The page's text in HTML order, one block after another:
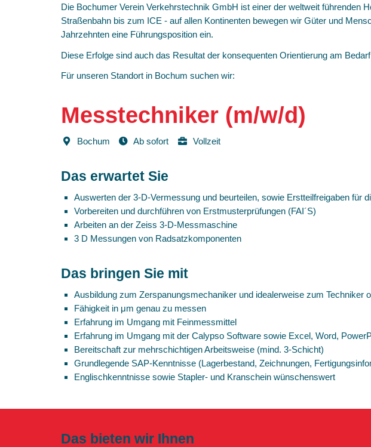
Messtechniker (m/w/d)
Bochum Ab sofort Vollzeit
Die Bochumer Verein Verkehrstechnik GmbH ist einer der weltweit führenden
Straßenbahn bis zum ICE - auf allen Kontinenten bewegen wir Güter und
Jahrzehnten eine Führungsposition ein.
Diese Erfolge sind auch das Resultat der konsequenten Orientierung am
Für unseren Standort in Bochum suchen wir:
Das erwartet Sie
Auswerten der 3-D-Vermessung und beurteilen, sowie Erstteilfreigaben für
Vorbereiten und durchführen von Erstmusterprüfungen (FAI´S)
Arbeiten an der Zeiss 3-D-Messmaschine
3 D Messungen von Radsatzkomponenten
Das bringen Sie mit
Ausbildung zum Zerspanungsmechaniker und idealerweise zum Techniker
Fähigkeit in μm genau zu messen
Erfahrung im Umgang mit Feinmessmittel
Erfahrung im Umgang mit der Calypso Software sowie Excel, Word,
Bereitschaft zur mehrschichtigen Arbeitsweise (mind. 3-Schicht)
Grundlegende SAP-Kenntnisse (Lagerbestand, Zeichnungen,
Englischkenntnisse sowie Stapler- und Kranschein wünschenswert
Das bieten wir Ihnen